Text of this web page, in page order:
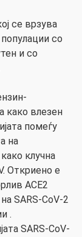
се врзува
со
и со
како влезен
помеѓу
на
клучна
Откриено е
ACE2
SARS-CoV-2
.
SARS-CoV-